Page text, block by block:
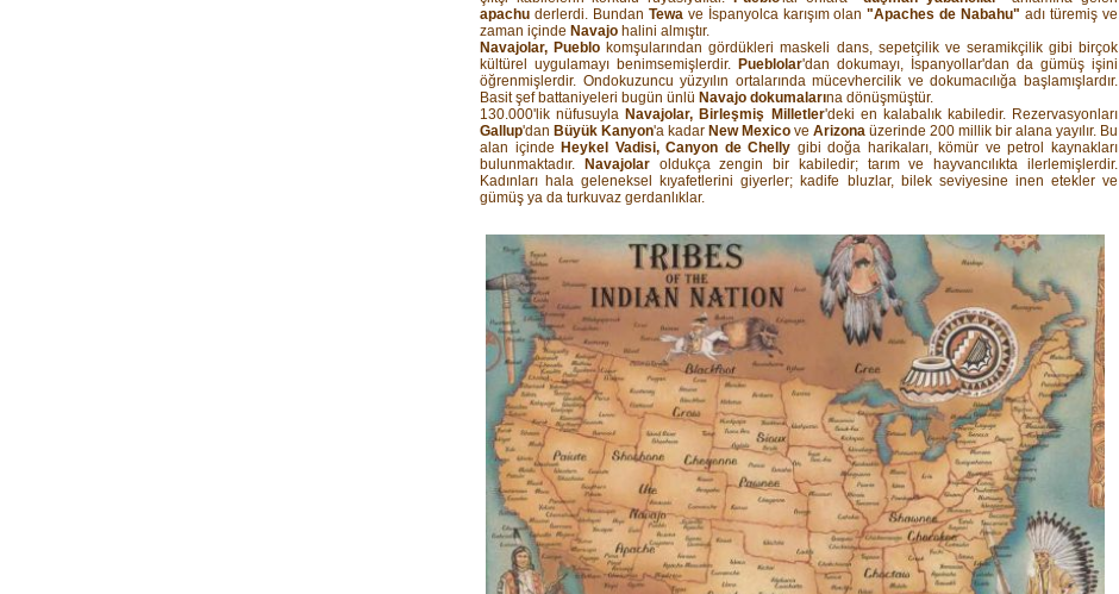
apachu derlerdi. Bundan Tewa ve İspanyolca karışım olan"Apaches de Nabahu" adı türemiş ve
zaman içinde Navajo halini almıştır.
Navajolar, Pueblo komşularından gördükleri maskeli dans, sepetçilik ve seramikçilik gibi birçok
kültürel uygulamayı benimsemişlerdir. Pueblolar'dan dokumayı, İspanyollar'dan da gümüş işini
öğrenmişlerdir. Ondokuzuncu yüzyılın ortalarında mücevhercilik ve dokumacılığa başlamışlardır.
Basit şef battaniyeleri bugün ünlü Navajo dokumalarına dönüşmüştür.
130.000'lik nüfusuyla Navajolar, Birleşmiş Milletler'deki en kalabalık kabiledir. Rezervasyonları
Gallup'dan Büyük Kanyon'a kadar New Mexico ve Arizona üzerinde 200 millik bir alana yayılır. Bu
alan içinde Heykel Vadisi, Canyon de Chelly gibi doğa harikaları, kömür ve petrol kaynakları
bulunmaktadır.
Navajolaroldukça zengin bir kabiledir; tarım ve hayvancılıkta ilerlemişlerdir.
Kadınları hala geleneksel kıyafetlerini giyerler; kadife bluzlar, bilek seviyesine inen etekler ve
gümüş ya da turkuvaz gerdanlıklar.